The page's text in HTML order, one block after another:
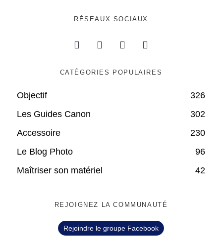
RÉSEAUX SOCIAUX
CATÉGORIES POPULAIRES
Objectif
326
Les Guides Canon
302
Accessoire
230
Le Blog Photo
96
Maîtriser son matériel
42
REJOIGNEZ LA COMMUNAUTÉ
Rejoindre le groupe Facebook